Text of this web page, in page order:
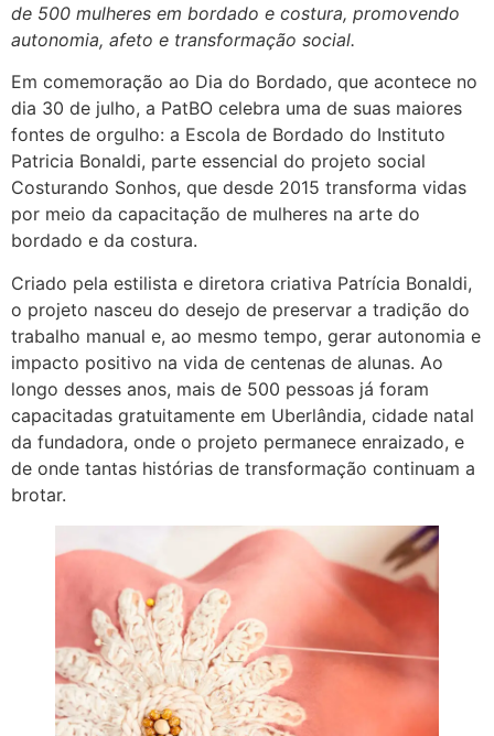
de 500 mulheres em bordado e costura, promovendo
autonomia, afeto e transformação social.
Em comemoração ao Dia do Bordado, que acontece no
dia 30 de julho, a PatBO celebra uma de suas maiores
fontes de orgulho: a Escola de Bordado do Instituto
Patricia Bonaldi, parte essencial do projeto social
Costurando Sonhos, que desde 2015 transforma vidas
por meio da capacitação de mulheres na arte do
bordado e da costura.
Criado pela estilista e diretora criativa Patrícia Bonaldi,
o projeto nasceu do desejo de preservar a tradição do
trabalho manual e, ao mesmo tempo, gerar autonomia e
impacto positivo na vida de centenas de alunas. Ao
longo desses anos, mais de 500 pessoas já foram
capacitadas gratuitamente em Uberlândia, cidade natal
da fundadora, onde o projeto permanece enraizado, e
de onde tantas histórias de transformação continuam a
brotar.